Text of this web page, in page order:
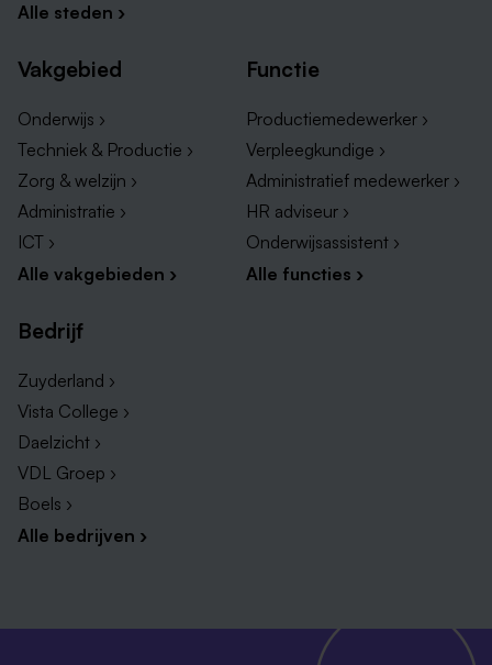
Alle steden ›
Vakgebied
Onderwijs ›
Techniek & Productie ›
Zorg & welzijn ›
Administratie ›
ICT ›
Alle vakgebieden ›
Functie
Productiemedewerker ›
Verpleegkundige ›
Administratief medewerker ›
HR adviseur ›
Onderwijsassistent ›
Alle functies ›
Bedrijf
Zuyderland ›
Vista College ›
Daelzicht ›
VDL Groep ›
Boels ›
Alle bedrijven ›